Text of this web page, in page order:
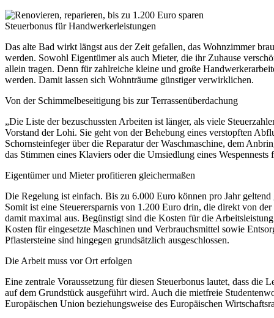
Steuerbonus für Handwerkerleistungen
Das alte Bad wirkt längst aus der Zeit gefallen, das Wohnzimmer
werden. Sowohl Eigentümer als auch Mieter, die ihr Zuhause
allein tragen. Denn für zahlreiche kleine und große
werden. Damit lassen sich Wohnträume günstiger verwirklichen.
Von der Schimmelbeseitigung bis zur Terrassenüberdachung
„Die Liste der bezuschussten Arbeiten ist länger, als viele
Vorstand der Lohi. Sie geht von der Behebung eines verstopften
Schornsteinfeger über die Reparatur der Waschmaschine, dem
das Stimmen eines Klaviers oder die Umsiedlung eines Wespennests
Eigentümer und Mieter profitieren gleichermaßen
Die Regelung ist einfach. Bis zu 6.000 Euro können pro Jahr
Somit ist eine Steuerersparnis von 1.200 Euro drin, die direkt von
damit maximal aus. Begünstigt sind die Kosten für die
Kosten für eingesetzte Maschinen und Verbrauchsmittel sowie
Pflastersteine sind hingegen grundsätzlich ausgeschlossen.
Die Arbeit muss vor Ort erfolgen
Eine zentrale Voraussetzung für diesen Steuerbonus lautet, dass die
auf dem Grundstück ausgeführt wird. Auch die mietfreie
Europäischen Union beziehungsweise des Europäischen